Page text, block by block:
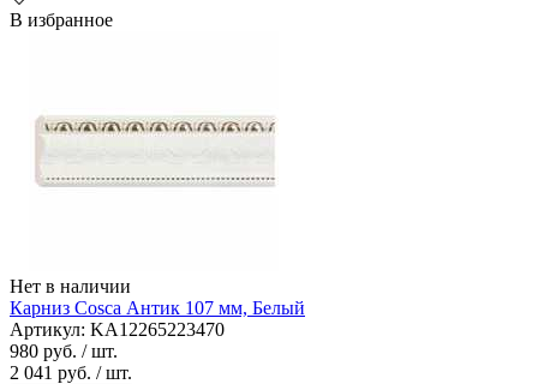
В избранное
Нет в наличии
Карниз Cosca Антик 107 мм, Белый
Артикул: KA12265223470
980 руб. / шт.
2 041 руб. / шт.